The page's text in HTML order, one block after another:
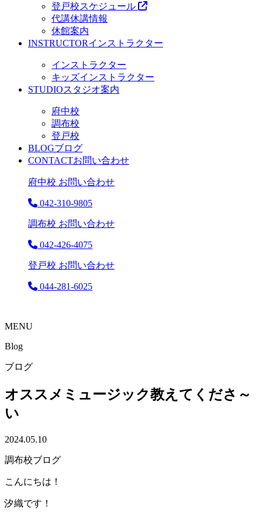
登戸校スケジュール
代講休講情報
休館案内
INSTRUCTORインストラクター
インストラクター
キッズインストラクター
STUDIOスタジオ案内
府中校
調布校
登戸校
BLOGブログ
CONTACTお問い合わせ
府中校 お問い合わせ
042-310-9805
調布校 お問い合わせ
042-426-4075
登戸校 お問い合わせ
044-281-6025
MENU
Blog
ブログ
オススメミュージック教えてくださ～
い
2024.05.10
調布校ブログ
こんにちは！
汐織です！